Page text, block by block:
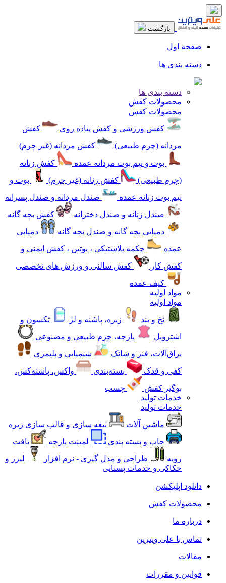
بازگشت
صفحه اول
دسته بندی ها
دسته بندی ها
محصولات کفش
محصولات کفش
کفش ورزشی و کفش پیاده روی
کفش
مردانه (چرم طبیعی)
کفش مردانه (غیر چرم)
بوت و نیم بوت مردانه عمده
کفش زنانه
(چرم طبیعی)
کفش زنانه (غیر چرم)
بوت و
نیم بوت زنانه عمده
صندل مردانه و صندل پسرانه
صندل زنانه و صندل دخترانه
کفش بچه گانه
دمپایی بچه گانه و صندل بچه گانه
دمپایی
عمده
چکمه پلاستیکی ، پوتین ، کفش ایمنی و
کفش کار
کفش سالنی و ورزش های تخصصی
کیف عمده
مواد اولیه
مواد اولیه
نخ و بند
زیره، پاشنه و لژ
تکسون و
اشتروبل
پارچه، چرم طبیعی و مصنوعی
یراق‌آلات، فنر و شانک
شیمیایی و پلیمری
کفی و قدک
بسته‌بندی
واکس، پاشنه‌کش،
بوگیر کفش
چسب
خدمات تولید
خدمات تولید
ماشین آلات
تیغه سازی و قالب سازی زیره
چاپ و بسته بندی
لمینت پارچه
بافت
رویه
طراحی و مدل گیری - نرم افزار
لیزر و
حکاکی و خدمات پستایی
دانلود اپلیکشن
محصولات کفش
درباره ما
تماس با علی ویترین
مقالات
قوانین و مقررات